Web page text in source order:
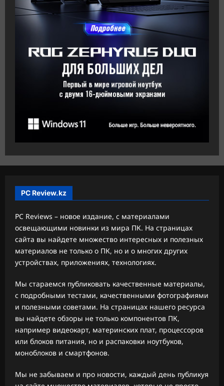
PC Review.kz
PC Reviews – новое издание, с материалами
освещающими новинки из мира ПК. На страницах
сайта вы найдете множество интересных и полезных
материалов не только о ПК, но и о многих других
устройствах, приложениях, технологиях.
Мы стараемся публиковать качественные материалы,
с подробными тестами, качественными фотографиями
и полезными советами. На страницах нашего ресурса
вы найдете обзоры не только компонентов ПК,
например видеокарт, материнских плат, процессоров
или блоков питания, но и распаковки ноутбуков,
моноблоков и смартфонов.
Мы не забываем и про новости, каждый день публикуя